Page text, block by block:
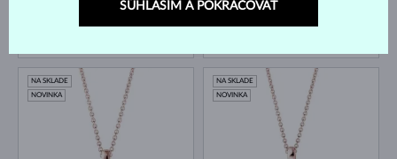
NA SKLADE
NOVINKA
NA SKLADE
NOVINKA
SÚHLASÍM A POKRAČOVAŤ